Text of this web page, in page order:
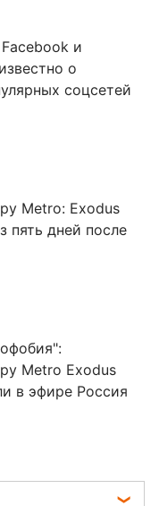
и
о
соцсетей
Metro: Exodus
пять дней после
Metro Exodus
в эфире Россия